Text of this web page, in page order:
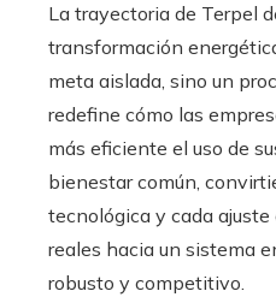
La trayectoria de Terpel
transformación
meta aislada, sino un
redefine cómo las
más eficiente el uso de
bienestar común,
tecnológica y cada
reales hacia un sistema
robusto y competitivo.